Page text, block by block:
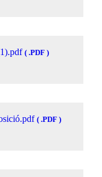
( .PDF )
( .PDF )